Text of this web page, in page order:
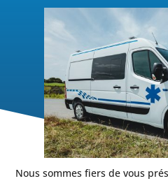
Nous sommes fiers de vous